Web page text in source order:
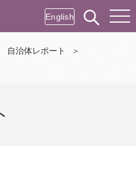
English
自治体レポート
＞